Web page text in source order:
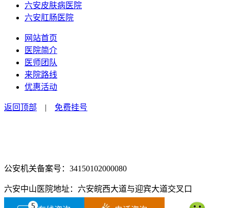
六安皮肤病医院
六安肛肠医院
网站首页
医院简介
医师团队
来院路线
优惠活动
返回顶部 | 免费挂号
公安机关备案号：34150102000080
六安中山医院地址：六安皖西大道与迎宾大道交叉口